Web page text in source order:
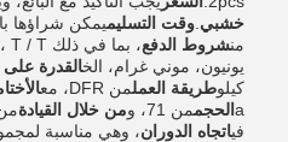
خشبي وقت التسليميمكن شراؤها
منشروط الدفع
يونيون، موني غرام، الخالقدرة على
كيلوطريقة العملمن DFR، مع
a الحجممن 71، و من خلال القيادة
فياتجاه الدوران، وهي مناسبة